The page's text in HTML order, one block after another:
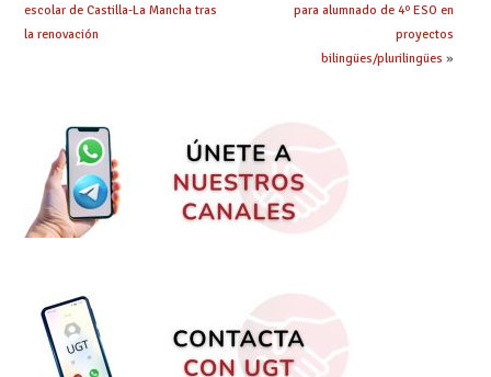
escolar de Castilla-La Mancha tras
la renovación
para alumnado de 4º ESO en
proyectos
bilingües/plurilingües »